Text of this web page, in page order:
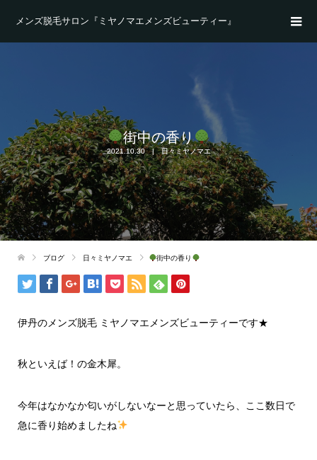
メンズ脱毛サロン『ミヤノマエメンズビューティー』
街中の香り
2021.10.30 日々ミヤノマエ
ブログ 日々ミヤノマエ 街中の香り
伊丹のメンズ脱毛 ミヤノマエメンズビューティーです★
秋といえば！の金木犀。
今年はなかなか匂いがしないなーと思っていたら、ここ数日で
急に香り始めましたね